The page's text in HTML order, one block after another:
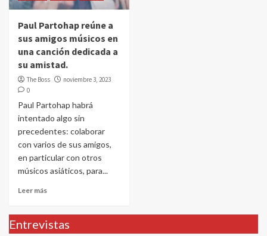
Paul Partohap reúne a
sus amigos músicos en
una canción dedicada a
su amistad.
The Boss
noviembre 3, 2023
0
Paul Partohap habrá
intentado algo sin
precedentes: colaborar
con varios de sus amigos,
en particular con otros
músicos asiáticos, para...
Leer más
Entrevistas